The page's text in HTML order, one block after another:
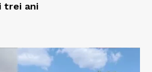
trei ani